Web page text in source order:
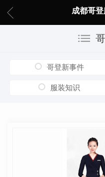
成都哥登
哥登新事件
服装知识